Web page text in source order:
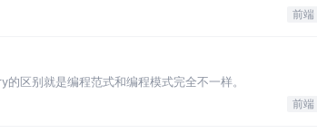
前端
区别就是编程范式和编程模式完全不一样。
前端